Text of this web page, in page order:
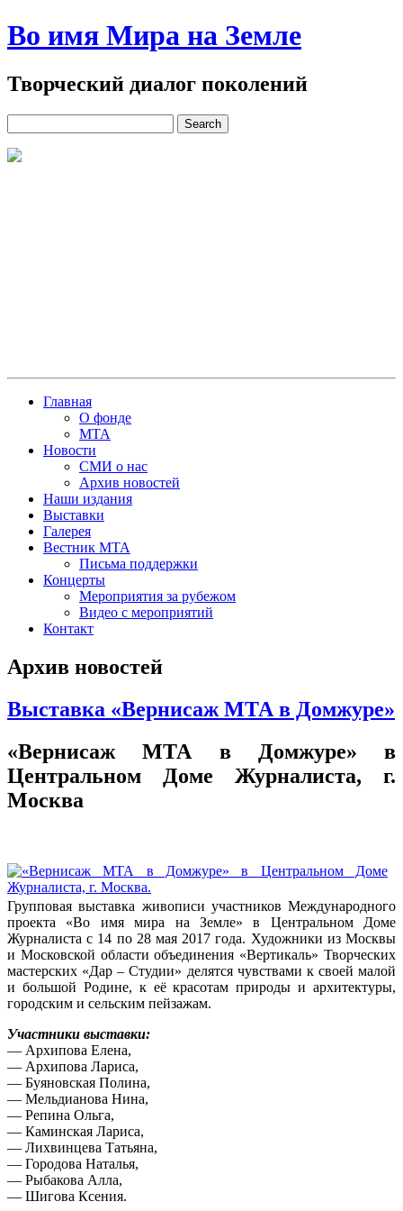
Во имя Мира на Земле
Творческий диалог поколений
Главная
О фонде
МТА
Новости
СМИ о нас
Архив новостей
Наши издания
Выставки
Галерея
Вестник МТА
Письма поддержки
Концерты
Мероприятия за рубежом
Видео с мероприятий
Контакт
Архив новостей
Выставка «Вернисаж МТА в Домжуре»
«Вернисаж МТА в Домжуре» в
Центральном Доме Журналиста, г.
Москва
Групповая выставка живописи участников Международного
проекта «Во имя мира на Земле» в Центральном Доме
Журналиста с 14 по 28 мая 2017 года. Художники из Москвы
и Московской области объединения «Вертикаль» Творческих
мастерских «Дар – Студии» делятся чувствами к своей малой
и большой Родине, к её красотам природы и архитектуры,
городским и сельским пейзажам.
Участники выставки:
— Архипова Елена,
— Архипова Лариса,
— Буяновская Полина,
— Мельдианова Нина,
— Репина Ольга,
— Каминская Лариса,
— Лихвинцева Татьяна,
— Городова Наталья,
— Рыбакова Алла,
— Шигова Ксения.